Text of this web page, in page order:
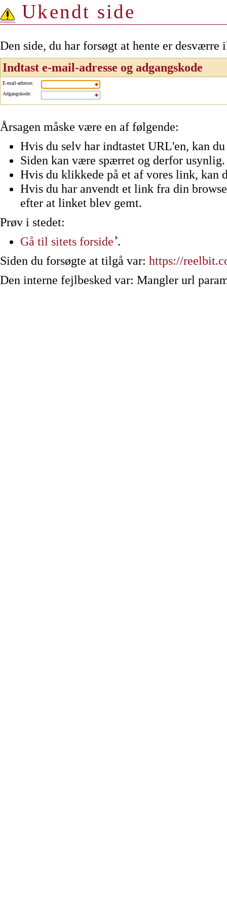
Ukendt side
Den side, du har forsøgt at hente er
Indtast e-mail-adresse og adgangskode
E-mail-adresse:
Adgangskode:
Årsagen måske være en af følgende:
Hvis du selv har indtastet URL'en, kan
Siden kan være spærret og derfor usynlig.
Hvis du klikkede på et af vores link, kan
Hvis du har anvendt et link fra din
efter at linket blev gemt.
Prøv i stedet:
Gå til sitets forside .
Siden du forsøgte at tilgå var: https://
Den interne fejlbesked var: Mangler url